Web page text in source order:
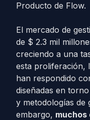
Producto de Flow.
El mercado de
de $ 2.3 mil
creciendo a una
esta proliferación,
han respondido
diseñadas en
y metodologías de
embargo, muchos